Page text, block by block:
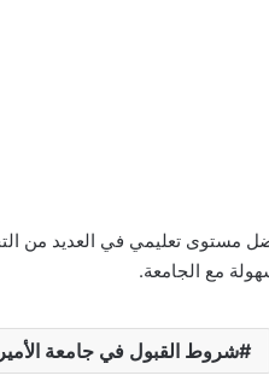
مستوى تعليمي في العديد من
مع الجامعة.
شروط القبول في جامعة